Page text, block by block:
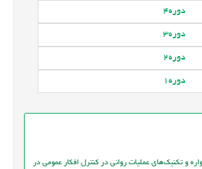
دوره4
دوره3
دوره2
دوره1
و تکنیک‌های عملیات روانی در کنترل افکار عمومی در